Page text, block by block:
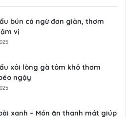
bún cá ngừ đơn giản, thơm
vị
xôi lòng gà tôm khô thơm
ngậy
xanh – Món ăn thanh mát giúp